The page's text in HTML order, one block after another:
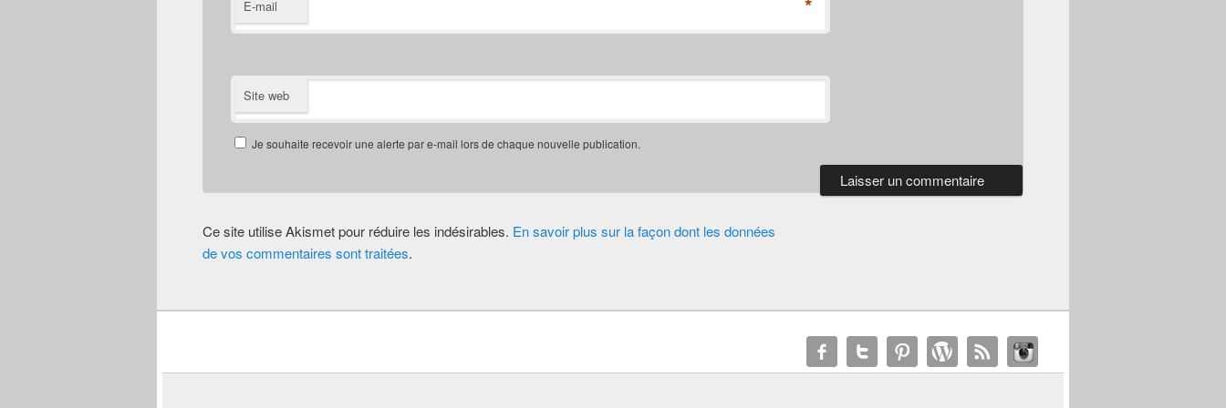
E-mail
Site web
Je souhaite recevoir une alerte par e-mail lors de chaque nouvelle publication.
Ce site utilise Akismet pour réduire les indésirables. En savoir plus sur la façon dont les données
de vos commentaires sont traitées.